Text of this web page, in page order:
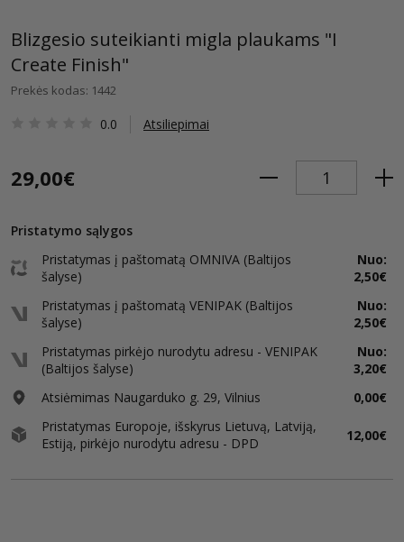
Blizgesio suteikianti migla plaukams "I
Create Finish"
Prekės kodas: 1442
0.0 Atsiliepimai
29,00€
Pristatymo sąlygos
Pristatymas į paštomatą OMNIVA (Baltijos
šalyse)
Nuo:
2,50€
Pristatymas į paštomatą VENIPAK (Baltijos
šalyse)
Nuo:
2,50€
Pristatymas pirkėjo nurodytu adresu - VENIPAK
(Baltijos šalyse)
Nuo:
3,20€
Atsiėmimas Naugarduko g. 29, Vilnius
0,00€
Pristatymas Europoje, išskyrus Lietuvą, Latviją,
Estiją, pirkėjo nurodytu adresu - DPD
12,00€